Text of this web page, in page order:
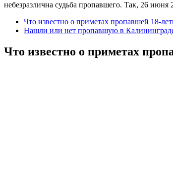
небезразлична судьба пропавшего. Так, 26
Что известно о приметах пропавшей 18-
Нашли или нет пропавшую в
Что известно о приметах